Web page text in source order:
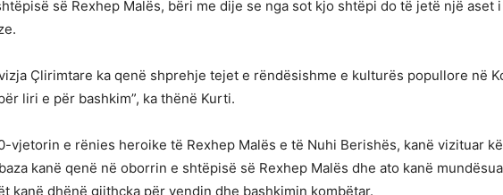
së Rexhep Malës, bëri me dije se nga sot kjo shtëpi do të jetë një
Çlirimtare ka qenë shprehje tejet e rëndësishme e kulturës popullore në
liri e për bashkim”, ka thënë Kurti.
vjetorin e rënies heroike të Rexhep Malës e të Nuhi Berishës, kanë vizituar
kanë qenë në oborrin e shtëpisë së Rexhep Malës dhe ato kanë
kanë dhënë gjithçka për vendin dhe bashkimin kombëtar.